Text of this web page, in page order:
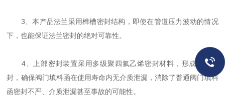
3、本产品法兰采用榫槽密封结构，即使在管道压力波动的情况
下，也能保证法兰密封的绝对可靠性。
4、上部密封装置采用多级聚四氟乙烯密封材料，形成组合密
封，确保阀门填料函在使用寿命内无介质泄漏，消除了普通阀门填料
函密封不严、介质泄漏甚至事故的可能性。